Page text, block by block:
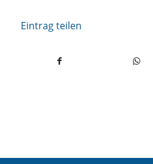
Eintrag teilen